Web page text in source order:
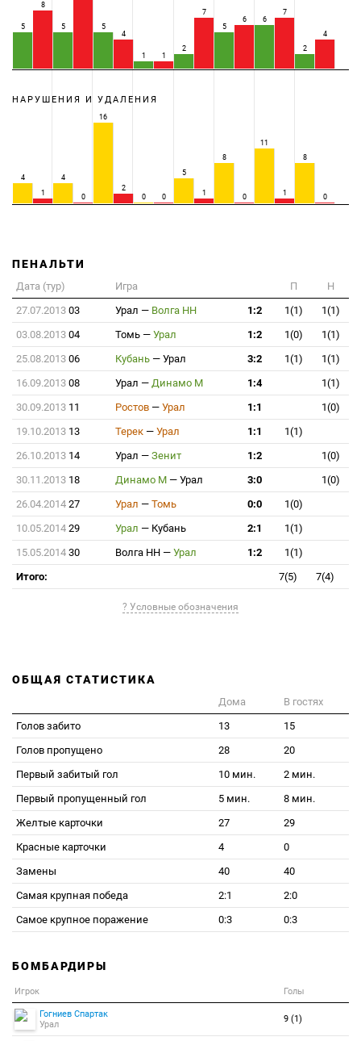
5
8
5
5
4
1 1
2
7
5
6 6
7
2
4
НАРУШЕНИЯ И УДАЛЕНИЯ
4
1
4
0
16
2
0
0
5
1
8
0
11
1
8
0
ПЕНАЛЬТИ
Дата (тур) Игра П
Н
27.07.2013 03 Урал — Волга НН 1:2 1(1)
1(1)
03.08.2013 04 Томь — Урал 1:2 1(0)
1(1)
25.08.2013 06 Кубань — Урал 3:2 1(1)
1(1)
16.09.2013 08 Урал — Динамо М 1:4
1(1)
30.09.2013 11 Ростов — Урал 1:1
1(0)
19.10.2013 13 Терек — Урал 1:1
1(1)
26.10.2013 14 Урал — Зенит 1:2
1(0)
30.11.2013 18 Динамо М — Урал 3:0
1(0)
26.04.2014 27 Урал — Томь 0:0
1(0)
10.05.2014 29 Урал — Кубань 2:1
1(1)
15.05.2014 30 Волга НН — Урал 1:2
1(1)
Итого:
7(5) 7(4)
? Условные обозначения
ОБЩАЯ СТАТИСТИКА
Дома
В гостях
Голов забито
13
15
Голов пропущено
28
20
Первый забитый гол
10 мин.
2 мин.
Первый пропущенный гол
5 мин.
8 мин.
Желтые карточки
27
29
Красные карточки
4
0
Замены
40
40
Самая крупная победа
2:1
2:0
Самое крупное поражение
0:3 0:3
БОМБАРДИРЫ
Игрок Голы
Гогниев Спартак
Урал
9 (1)